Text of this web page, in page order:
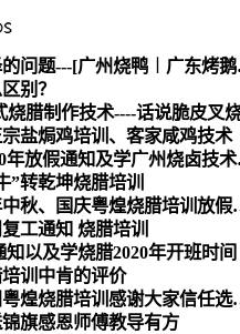
关于【广
别？
腊制作技术----话说脆皮叉
盐焗鸡培训、客家咸鸡技术
广州粤煌
”转乾坤烧腊培训
月满中秋，喜迎
工通知 烧腊培训
以及学烧腊2020年开班时间
训中肯的评价
《回顾2019展望
旗感恩师傅教导有方